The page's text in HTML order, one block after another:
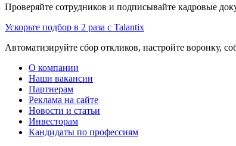
Проверяйте сотрудников и подписывайте кадровые
Ускорьте подбор в 2 раза с Talantix
Автоматизируйте сбор откликов, настройте воронку,
О компании
Наши вакансии
Партнерам
Реклама на сайте
Новости и статьи
Инвесторам
Кандидаты по профессиям